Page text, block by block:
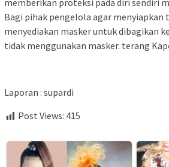
memberikan proteksi pada diri sendiri
Bagi pihak pengelola agar menyiapkan
menyediakan masker untuk dibagikan
tidak menggunakan masker. terang
Laporan : supardi
Post Views: 415